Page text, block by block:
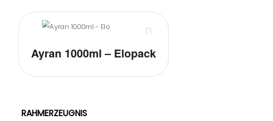
Ayran 1000ml – Elopack
RAHMERZEUGNIS